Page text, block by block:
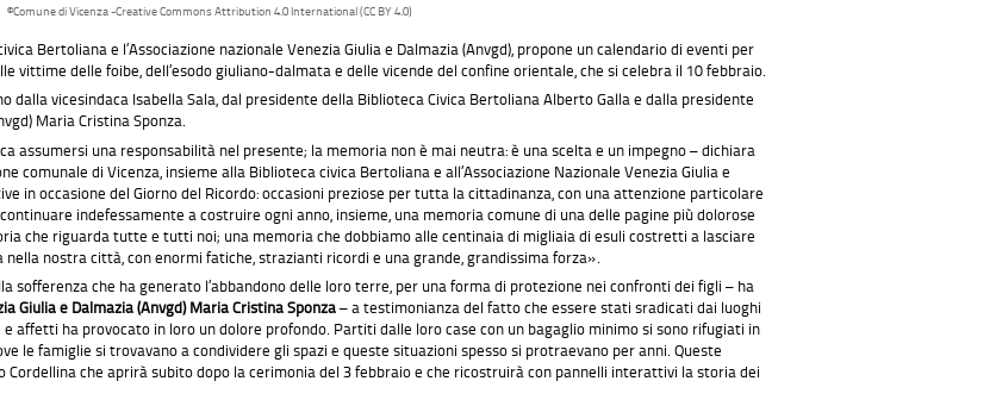
©Comune di Vicenza -Creative Commons Attribution 4.0 International (CC BY 4.0)
Bertoliana e l’Associazione nazionale Venezia Giulia e Dalmazia (Anvgd), propone un calendario di eventi per
vittime delle foibe, dell’esodo giuliano-dalmata e delle vicende del confine orientale, che si celebra il 10 febbraio.
dalla vicesindaca Isabella Sala, dal presidente della Biblioteca Civica Bertoliana Alberto Galla e dalla presidente
Maria Cristina Sponza.
assumersi una responsabilità nel presente; la memoria non è mai neutra: è una scelta e un impegno – dichiara
comunale di Vicenza, insieme alla Biblioteca civica Bertoliana e all’Associazione Nazionale Venezia Giulia e
in occasione del Giorno del Ricordo: occasioni preziose per tutta la cittadinanza, con una attenzione particolare
indefessamente a costruire ogni anno, insieme, una memoria comune di una delle pagine più dolorose
che riguarda tutte e tutti noi; una memoria che dobbiamo alle centinaia di migliaia di esuli costretti a lasciare
nostra città, con enormi fatiche, strazianti ricordi e una grande, grandissima forza».
sofferenza che ha generato l’abbandono delle loro terre, per una forma di protezione nei confronti dei figli – ha
Giulia e Dalmazia (Anvgd)Maria CristinaSponza– a testimonianza del fatto che essere stati sradicati dai luoghi
affetti ha provocato in loro un dolore profondo. Partiti dalle loro case con un bagaglio minimo si sono rifugiati in
le famiglie si trovavano a condividere gli spazi e queste situazioni spesso si protraevano per anni. Queste
Cordellina che aprirà subito dopo la cerimonia del 3 febbraio e che ricostruirà con pannelli interattivi la storia dei